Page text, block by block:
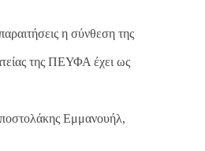
η σύνθεση της
της ΠΕΥΦΑ έχει ως
Εμμανουήλ,